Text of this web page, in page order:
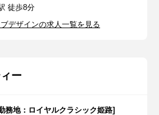
徒歩8分
デザインの求人一覧を見る
ー
務地：ロイヤルクラシック姫路]